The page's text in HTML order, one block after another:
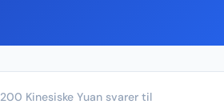
200 Kinesiske Yuan svarer til